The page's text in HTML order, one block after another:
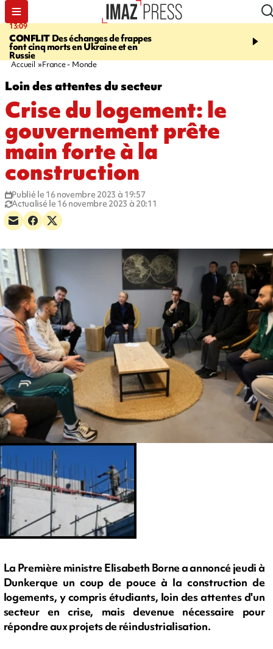
13:09
CONFLIT Des échanges de frappes
font cinq morts en Ukraine et en
Russie
17:14
Quatre
européennes pour les
Accueil France - Monde
Loin des attentes du secteur
Crise du logement: le
gouvernement prête
main forte à la
construction
Publié le 16 novembre 2023 à 19:57
Actualisé le 16 novembre 2023 à 20:11
La Première ministre Elisabeth Borne a annoncé jeudi à
Dunkerque un coup de pouce à la construction de
logements, y compris étudiants, loin des attentes d'un
secteur en crise, mais devenue nécessaire pour
répondre aux projets de réindustrialisation.